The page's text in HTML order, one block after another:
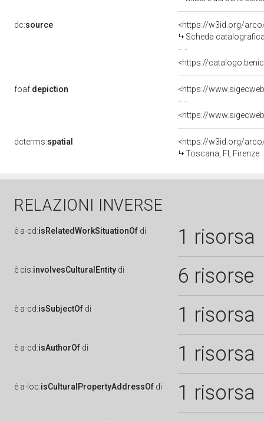
dc:source
<https://w3id.org/
Scheda
<https://
foaf:depiction <https://
<https://
dcterms:spatial
<https://w3id.org/
Toscana, FI, Firenze
RELAZIONI INVERSE
è a-cd:isRelatedWorkSituationOf di 1 risorsa
è cis:involvesCulturalEntity di 6 risorse
è a-cd:isSubjectOf di 1 risorsa
è a-cd:isAuthorOf di 1 risorsa
è a-loc:isCulturalPropertyAddressOf di 1 risorsa